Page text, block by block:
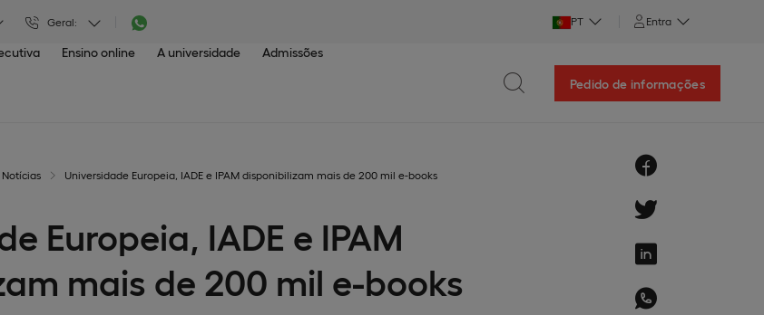
Geral: PT Entra
Ensino online A universidade Admissões
Pedido de informações
Notícias Universidade Europeia, IADE e IPAM disponibilizam mais de 200 mil e-books
Europeia, IADE e IPAM
mais de 200 mil e-books